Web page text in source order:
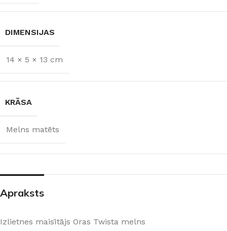
DIMENSIJAS
14 × 5 × 13 cm
KRĀSA
Melns matēts
Apraksts
Izlietnes maisītājs Oras Twista melns